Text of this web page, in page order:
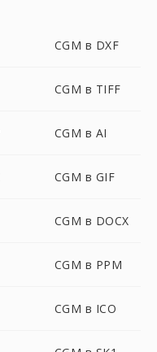
CGM в DXF
CGM в TIFF
CGM в AI
CGM в GIF
CGM в DOCX
CGM в PPM
CGM в ICO